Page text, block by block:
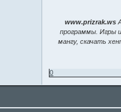
www.prizrak.ws
программы. Игры и
мангу, скачать
0